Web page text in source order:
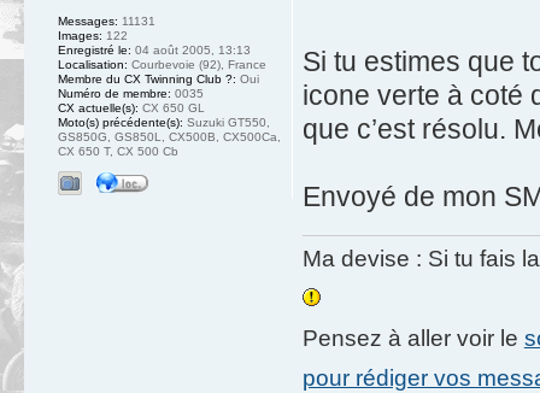
Si tu estimes que
icone verte à coté
que c’est résolu.
Envoyé de mon
Ma devise : Si tu fais
Pensez à aller voir le
pour rédiger vos
Messages: 11131
Images: 122
Enregistré le: 04 août 2005, 13:13
Localisation: Courbevoie (92), France
Membre du CX Twinning Club ?: Oui
Numéro de membre: 0035
CX actuelle(s): CX 650 GL
Moto(s) précédente(s): Suzuki GT550,
GS850G, GS850L, CX500B, CX500Ca,
CX 650 T, CX 500 Cb